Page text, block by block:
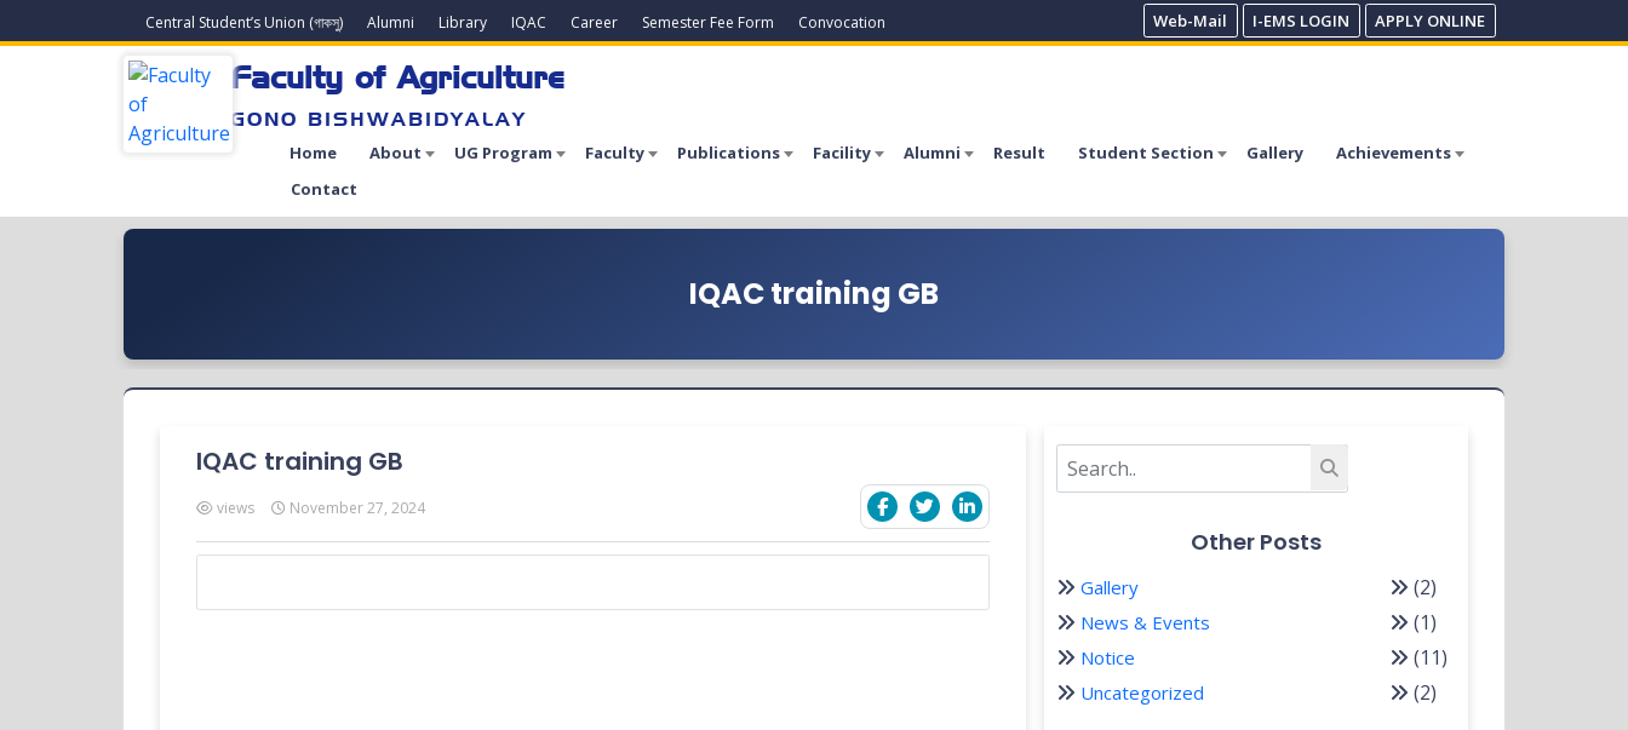
Central Student’s Union (গাকসু) Alumni Library IQAC Career Semester Fee Form Convocation Web-Mail I-EMS LOGIN APPLY ONLINE
Faculty of Agriculture
GONO BISHWABIDYALAY
Home About UG Program Faculty Publications Facility Alumni Result Student Section Gallery
Achievements
Contact
IQAC training GB
IQAC training GB
views November 27, 2024
Other Posts
Gallery (2)
News & Events (1)
Notice (11)
Uncategorized (2)